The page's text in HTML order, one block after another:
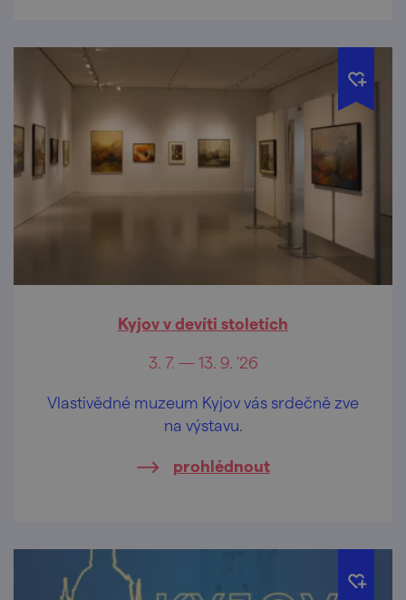
Kyjov v devíti stoletích
3. 7. — 13. 9. '26
Vlastivědné muzeum Kyjov vás srdečně zve
na výstavu.
prohlédnout